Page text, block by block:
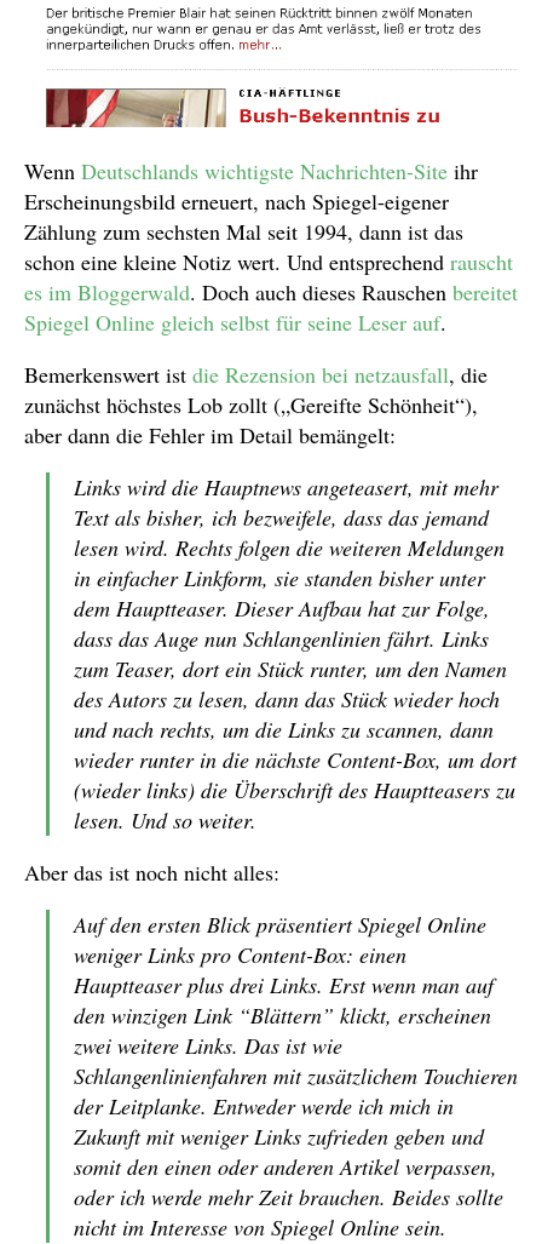
Wenn Deutschlands wichtigste Nachrichten-Site ihr
Erscheinungsbild erneuert, nach Spiegel-eigener
Zählung zum sechsten Mal seit 1994, dann ist das
schon eine kleine Notiz wert. Und entsprechend rauscht
es im Bloggerwald. Doch auch dieses Rauschen bereitet
Spiegel Online gleich selbst für seine Leser auf.
Bemerkenswert ist die Rezension bei netzausfall, die
zunächst höchstes Lob zollt („Gereifte Schönheit“),
aber dann die Fehler im Detail bemängelt:
Links wird die Hauptnews angeteasert, mit mehr
Text als bisher, ich bezweifele, dass das jemand
lesen wird. Rechts folgen die weiteren Meldungen
in einfacher Linkform, sie standen bisher unter
dem Hauptteaser. Dieser Aufbau hat zur Folge,
dass das Auge nun Schlangenlinien fährt. Links
zum Teaser, dort ein Stück runter, um den Namen
des Autors zu lesen, dann das Stück wieder hoch
und nach rechts, um die Links zu scannen, dann
wieder runter in die nächste Content-Box, um dort
(wieder links) die Überschrift des Hauptteasers zu
lesen. Und so weiter.
Aber das ist noch nicht alles:
Auf den ersten Blick präsentiert Spiegel Online
weniger Links pro Content-Box: einen
Hauptteaser plus drei Links. Erst wenn man auf
den winzigen Link “Blättern” klickt, erscheinen
zwei weitere Links. Das ist wie
Schlangenlinienfahren mit zusätzlichem Touchieren
der Leitplanke. Entweder werde ich mich in
Zukunft mit weniger Links zufrieden geben und
somit den einen oder anderen Artikel verpassen,
oder ich werde mehr Zeit brauchen. Beides sollte
nicht im Interesse von Spiegel Online sein.